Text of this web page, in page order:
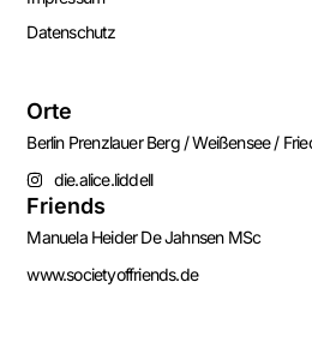
Datenschutz
Orte
Berlin Prenzlauer Berg / Weißensee /
die.alice.liddell
Friends
Manuela Heider De Jahnsen MSc
www.societyoffriends.de